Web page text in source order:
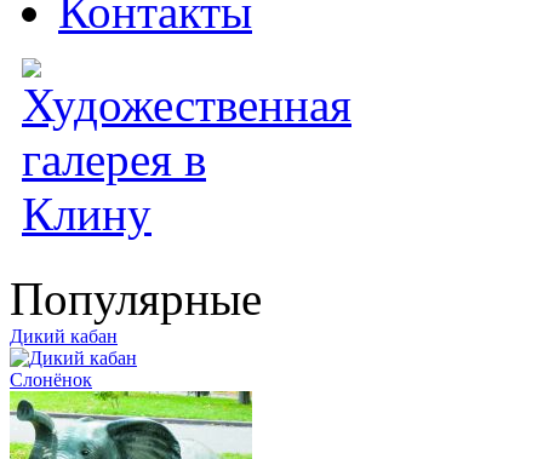
Контакты
Популярные
Дикий кабан
Слонёнок